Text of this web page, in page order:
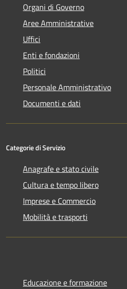
Organi di Governo
Aree Amministrative
Uffici
Enti e fondazioni
Politici
Personale Amministrativo
Documenti e dati
Categorie di Servizio
Anagrafe e stato civile
Cultura e tempo libero
Imprese e Commercio
Mobilità e trasporti
Educazione e formazione